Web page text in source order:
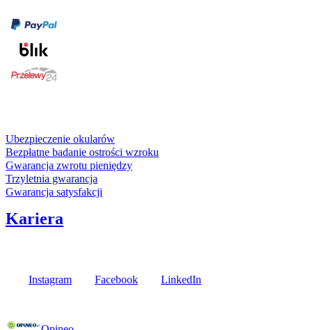
Ubezpieczenie okularów
Bezpłatne badanie ostrości wzroku
Gwarancja zwrotu pieniędzy
Trzyletnia gwarancja
Gwarancja satysfakcji
Kariera
Instagram Facebook LinkedIn